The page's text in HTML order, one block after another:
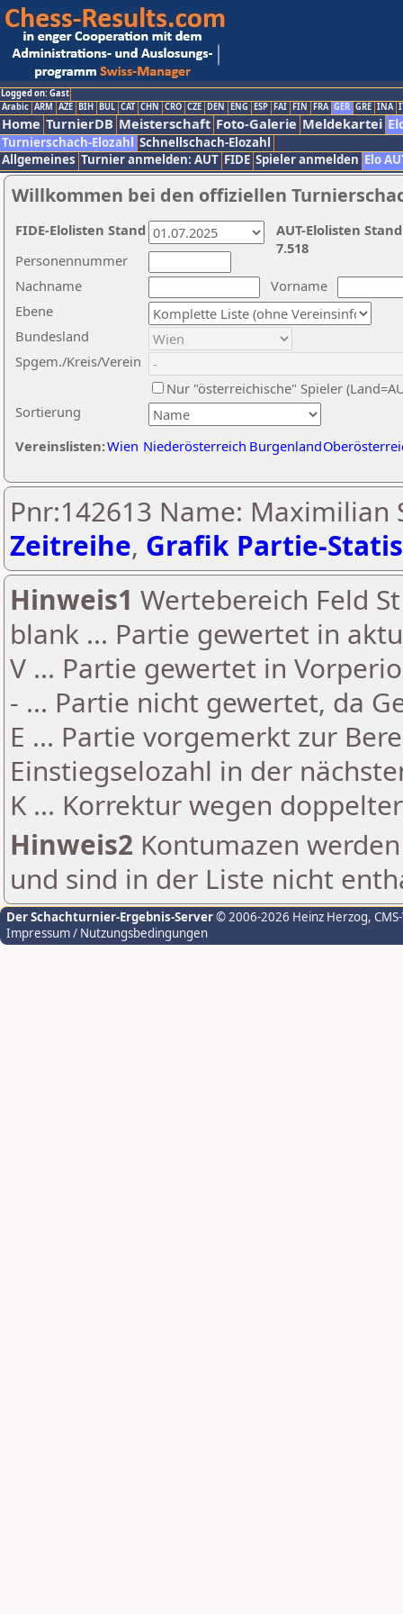
Logged on: Gast
Arabic ARM AZE BIH BUL CAT CHN CRO CZE DEN ENG ESP FAI FIN FRA GER GRE INA
Home TurnierDB Meisterschaft Foto-Galerie Meldekartei
Turnierschach-Elozahl Schnellschach-Elozahl
Allgemeines Turnier anmelden: AUT FIDE Spieler anmelden Elo
Willkommen bei den offiziellen
Nachname
Vorname
Ebene
Sortierung
Personennummer
Bundesland
Spgem./Kreis/Verein
Nur "österreichische" Spieler
Vereinslisten:Wien Niederösterreich Burgenland
AUT-Elolisten
7.518
FIDE-Elolisten Stand
Pnr:142613 Name: Maximilian
Zeitreihe, Grafik Partie-
Hinweis1 Wertebereich Feld
blank ... Partie gewertet in
V ... Partie gewertet in
- ... Partie nicht gewertet, da
E ... Partie vorgemerkt zur
Einstiegselozahl in der
K ... Korrektur wegen
Hinweis2 Kontumazen
und sind in der Liste nicht
Der Schachturnier-Ergebnis-Server© 2006-2026 Heinz Herzog,
Impressum / Nutzungsbedingungen